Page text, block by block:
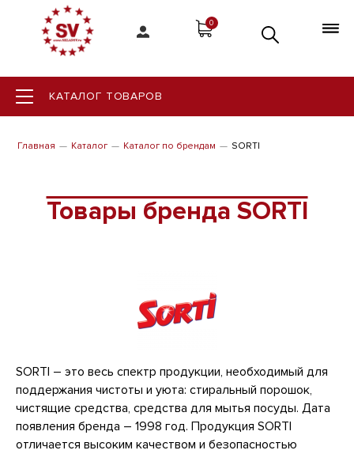
0
КАТАЛОГ ТОВАРОВ
Главная Каталог Каталог по брендам SORTI
Товары бренда SORTI
SORTI – это весь спектр продукции, необходимый для
поддержания чистоты и уюта: стиральный порошок,
чистящие средства, средства для мытья посуды. Дата
появления бренда – 1998 год. Продукция SORTI
отличается высоким качеством и безопасностью